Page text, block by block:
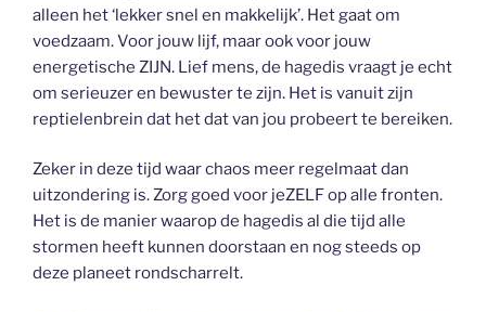
alleen het ‘lekker snel en makkelijk’. Het gaat om
voedzaam. Voor jouw lijf, maar ook voor jouw
energetische ZIJN. Lief mens, de hagedis vraagt je echt
om serieuzer en bewuster te zijn. Het is vanuit zijn
reptielenbrein dat het dat van jou probeert te bereiken.
Zeker in deze tijd waar chaos meer regelmaat dan
uitzondering is. Zorg goed voor jeZELF op alle fronten.
Het is de manier waarop de hagedis al die tijd alle
stormen heeft kunnen doorstaan en nog steeds op
deze planeet rondscharrelt.